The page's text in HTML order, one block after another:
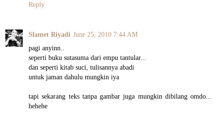
Reply
Slamet Riyadi June 25, 2010 7:44 AM
pagi anyinn..
seperti buku sutasuma dari empu tantular...
dan seperti kitab suci, tulisannya abadi
untuk jaman dahulu mungkin iya
tapi sekarang teks tanpa gambar juga mungkin dibilang omdo...
hehehe